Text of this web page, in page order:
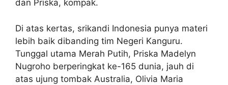
dan Priska, kompak.
Di atas kertas, srikandi Indonesia punya materi
lebih baik dibanding tim Negeri Kanguru.
Tunggal utama Merah Putih, Priska Madelyn
Nugroho berperingkat ke-165 dunia, jauh di
atas ujung tombak Australia, Olivia Maria